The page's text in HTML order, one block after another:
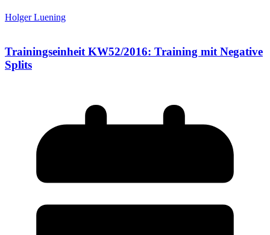
Holger Luening
Trainingseinheit KW52/2016: Training mit Negative
Splits